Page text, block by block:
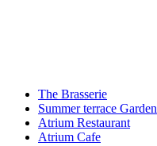
The Brasserie
Summer terrace Garden
Atrium Restaurant
Atrium Cafe